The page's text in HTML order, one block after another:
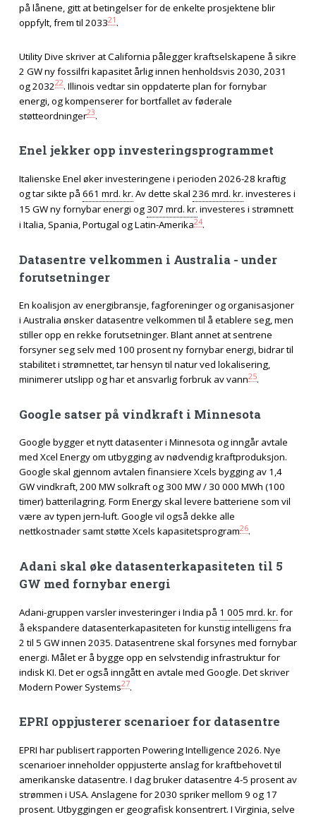
på lånene, gitt at betingelser for de enkelte prosjektene blir
oppfylt, frem til 203321.
Utility Dive skriver at California pålegger kraftselskapene å sikre
2 GW ny fossilfri kapasitet årlig innen henholdsvis 2030, 2031
og 203222. Illinois vedtar sin oppdaterte plan for fornybar
energi, og kompenserer for bortfallet av føderale
støtteordninger23.
Enel jekker opp investeringsprogrammet
Italienske Enel øker investeringene i perioden 2026-28 kraftig
og tar sikte på 661 mrd. kr. Av dette skal 236 mrd. kr. investeres i
15 GW ny fornybar energi og 307 mrd. kr. investeres i strømnett
i Italia, Spania, Portugal og Latin-Amerika24.
Datasentre velkommen i Australia - under
forutsetninger
En koalisjon av energibransje, fagforeninger og organisasjoner
i Australia ønsker datasentre velkommen til å etablere seg, men
stiller opp en rekke forutsetninger. Blant annet at sentrene
forsyner seg selv med 100 prosent ny fornybar energi, bidrar til
stabilitet i strømnettet, tar hensyn til natur ved lokalisering,
minimerer utslipp og har et ansvarlig forbruk av vann25.
Google satser på vindkraft i Minnesota
Google bygger et nytt datasenter i Minnesota og inngår avtale
med Xcel Energy om utbygging av nødvendig kraftproduksjon.
Google skal gjennom avtalen finansiere Xcels bygging av 1,4
GW vindkraft, 200 MW solkraft og 300 MW / 30 000 MWh (100
timer) batterilagring. Form Energy skal levere batteriene som vil
være av typen jern-luft. Google vil også dekke alle
nettkostnader samt støtte Xcels kapasitetsprogram26.
Adani skal øke datasenterkapasiteten til 5
GW med fornybar energi
Adani-gruppen varsler investeringer i India på 1 005 mrd. kr. for
å ekspandere datasenterkapasiteten for kunstig intelligens fra
2 til 5 GW innen 2035. Datasentrene skal forsynes med fornybar
energi. Målet er å bygge opp en selvstendig infrastruktur for
indisk KI. Det er også inngått en avtale med Google. Det skriver
Modern Power Systems27.
EPRI oppjusterer scenarioer for datasentre
EPRI har publisert rapporten Powering Intelligence 2026. Nye
scenarioer inneholder oppjusterte anslag for kraftbehovet til
amerikanske datasentre. I dag bruker datasentre 4-5 prosent av
strømmen i USA. Anslagene for 2030 spriker mellom 9 og 17
prosent. Utbyggingen er geografisk konsentrert. I Virginia, selve